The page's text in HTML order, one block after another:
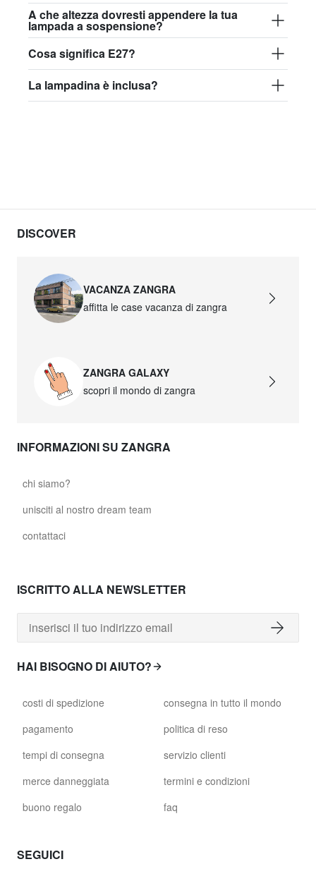
A che altezza dovresti appendere la tua
lampada a sospensione?
Cosa significa E27?
La lampadina è inclusa?
DISCOVER
VACANZA ZANGRA
affitta le case vacanza di zangra
ZANGRA GALAXY
scopri il mondo di zangra
INFORMAZIONI SU ZANGRA
chi siamo?
unisciti al nostro dream team
contattaci
ISCRITTO ALLA NEWSLETTER
HAI BISOGNO DI AIUTO?
costi di spedizione
pagamento
tempi di consegna
merce danneggiata
buono regalo
consegna in tutto il mondo
politica di reso
servizio clienti
termini e condizioni
faq
SEGUICI